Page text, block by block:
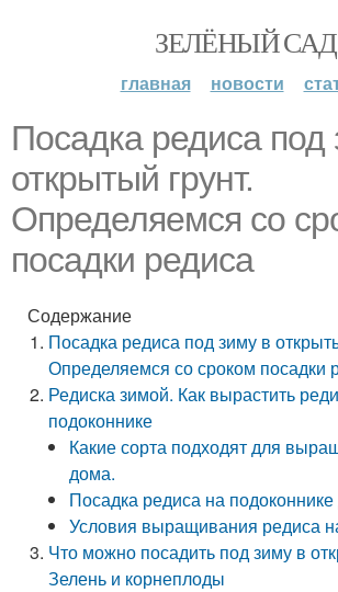
ЗЕЛЁНЫЙ САД
главная новости
Посадка редиса под
открытый грунт.
Определяемся со
посадки редиса
Содержание
Посадка редиса под зиму в
Определяемся со сроком посадки
Редиска зимой. Как вырастить
подоконнике
Какие сорта подходят для
дома.
Посадка редиса на
Условия выращивания редиса
Что можно посадить под зиму в
Зелень и корнеплоды